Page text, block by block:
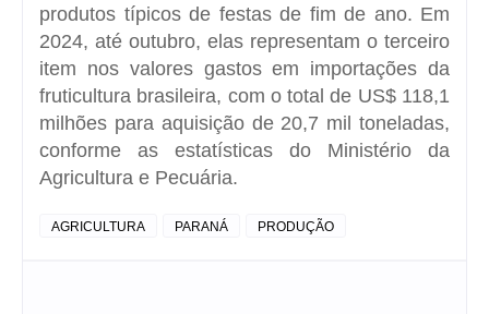
produtos típicos de festas de fim de ano. Em
2024, até outubro, elas representam o terceiro
item nos valores gastos em importações da
fruticultura brasileira, com o total de US$ 118,1
milhões para aquisição de 20,7 mil toneladas,
conforme as estatísticas do Ministério da
Agricultura e Pecuária.
AGRICULTURA PARANÁ PRODUÇÃO